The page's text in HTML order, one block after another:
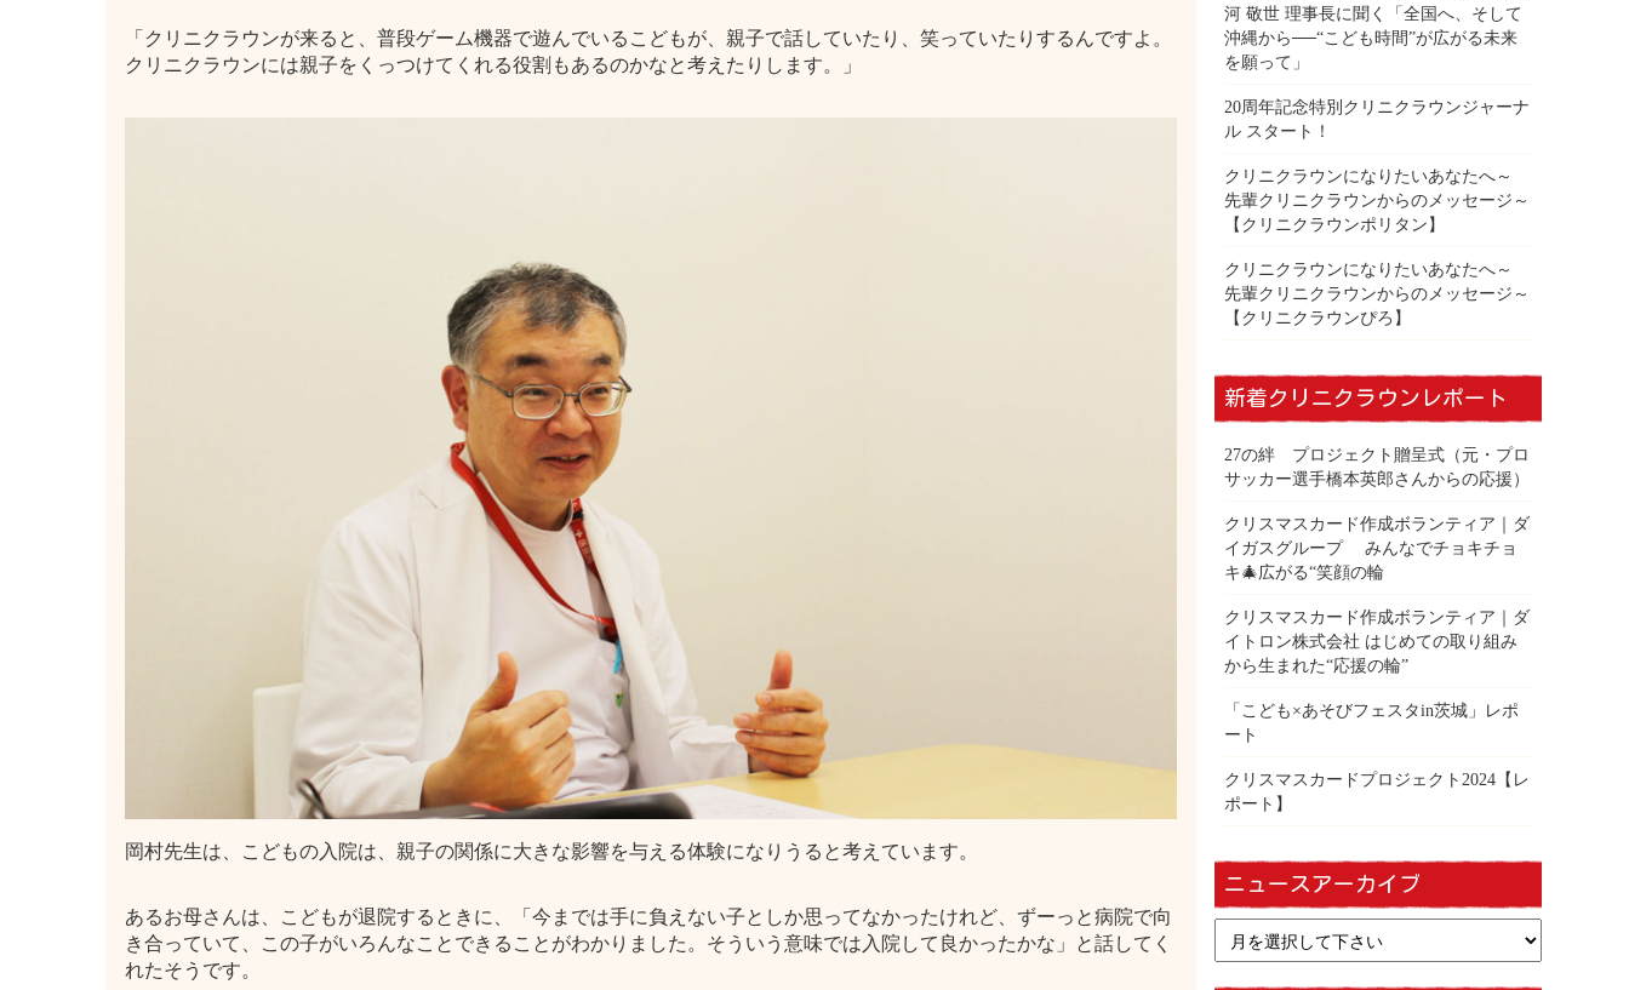
「クリニクラウンが来ると、普段ゲーム機器で遊んでいるこどもが、親子で話していたり、笑っていたりするんですよ。
クリニクラウンには親子をくっつけてくれる役割もあるのかなと考えたりします。」
岡村先生は、こどもの入院は、親子の関係に大きな影響を与える体験になりうると考えています。
あるお母さんは、こどもが退院するときに、「今までは手に負えない子としか思ってなかったけれど、ずーっと病院で向
き合っていて、この子がいろんなことできることがわかりました。そういう意味では入院して良かったかな」と話してく
れたそうです。
河 敬世 理事長に聞く「全国へ、そして
沖縄から──“こども時間”が広がる未来
を願って」
20周年記念特別クリニクラウンジャーナ
ル スタート！
クリニクラウンになりたいあなたへ～
先輩クリニクラウンからのメッセージ～
【クリニクラウンポリタン】
クリニクラウンになりたいあなたへ～
先輩クリニクラウンからのメッセージ～
【クリニクラウンぴろ】
新着クリニクラウンレポート
27の絆 プロジェクト贈呈式（元・プロ
サッカー選手橋本英郎さんからの応援）
クリスマスカード作成ボランティア｜ダ
イガスグループ みんなでチョキチョ
キ🎄広がる“笑顔の輪
クリスマスカード作成ボランティア｜ダ
イトロン株式会社 はじめての取り組み
から生まれた“応援の輪”
「こども×あそびフェスタin茨城」レポ
ート
クリスマスカードプロジェクト2024【レ
ポート】
ニュースアーカイブ